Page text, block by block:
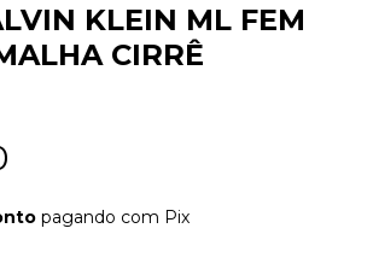
KLEIN ML FEM
CIRRÊ
pagando com Pix